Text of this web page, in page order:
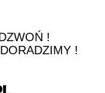
!
!